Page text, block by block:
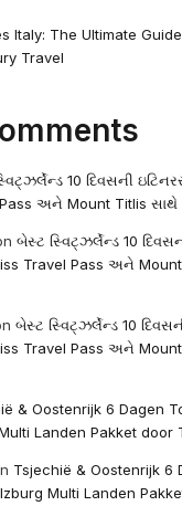
Italy: The Ultimate
Travel
10 દિવસની
અને Mount Titlis સાથે
બેસ્ટ સ્વિટ્ઝર્લેન્ડ 10
Travel Pass અને
બેસ્ટ સ્વિટ્ઝર્લેન્ડ 10
Travel Pass અને
& Oostenrijk 6 Dagen
Landen Pakket door
Tsjechië & Oostenrijk 6
Multi Landen